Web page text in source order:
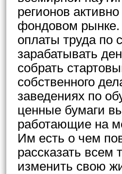
регионов
фондовом рынке.
оплаты труда по
зарабатывать
собрать
собственного
заведениях по
ценные бумаги
работающие на
Им есть о чем
рассказать
изменить свою